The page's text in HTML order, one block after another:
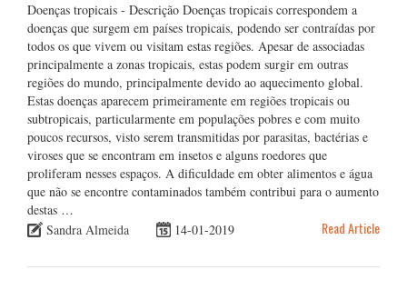
Doenças tropicais - Descrição Doenças tropicais correspondem a
doenças que surgem em países tropicais, podendo ser contraídas por
todos os que vivem ou visitam estas regiões. Apesar de associadas
principalmente a zonas tropicais, estas podem surgir em outras
regiões do mundo, principalmente devido ao aquecimento global.
Estas doenças aparecem primeiramente em regiões tropicais ou
subtropicais, particularmente em populações pobres e com muito
poucos recursos, visto serem transmitidas por parasitas, bactérias e
viroses que se encontram em insetos e alguns roedores que
proliferam nesses espaços. A dificuldade em obter alimentos e água
que não se encontre contaminados também contribui para o aumento
destas …
Sandra Almeida
14-01-2019 Read Article